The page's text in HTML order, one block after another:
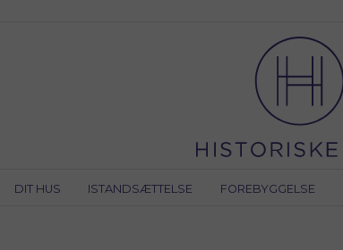
DIT HUS ISTANDSÆTTELSE FOREBYGGELSE